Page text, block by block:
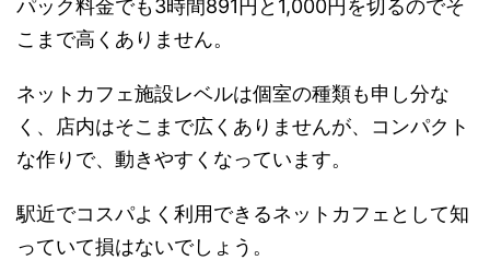
パック料金でも3時間891円と1,000円を切るのでそ
こまで高くありません。
ネットカフェ施設レベルは個室の種類も申し分な
く、店内はそこまで広くありませんが、コンパクト
な作りで、動きやすくなっています。
駅近でコスパよく利用できるネットカフェとして知
っていて損はないでしょう。